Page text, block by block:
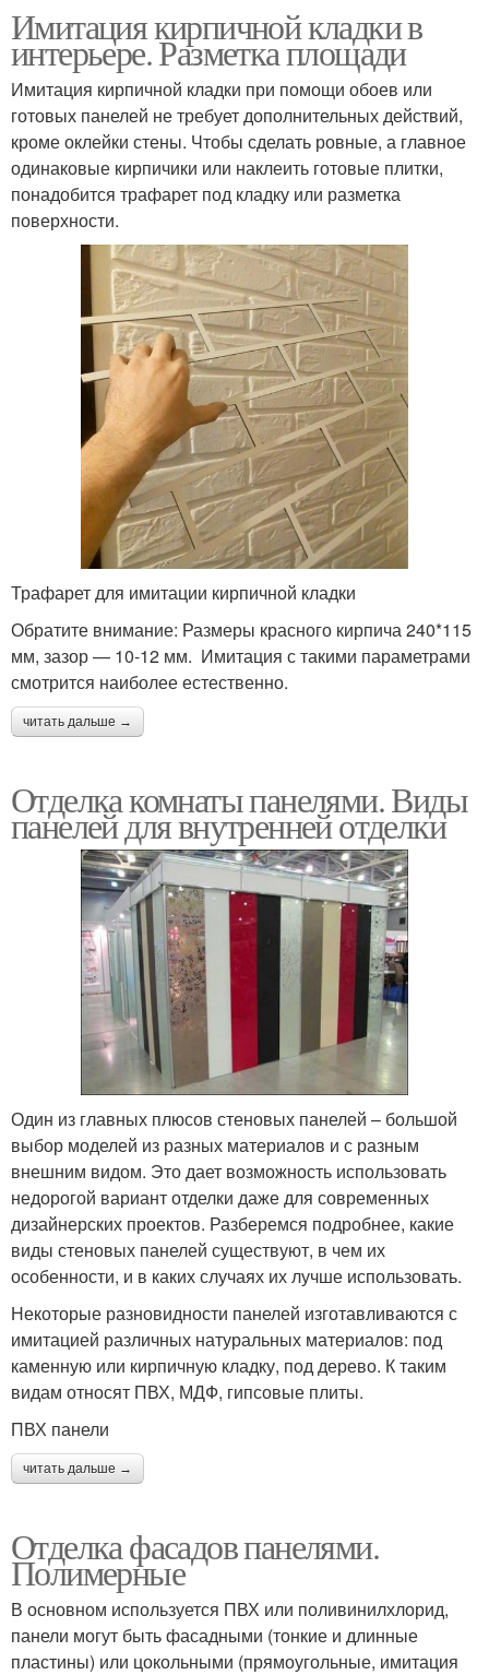
Имитация кирпичной кладки в
интерьере. Разметка площади
Имитация кирпичной кладки при помощи обоев или
готовых панелей не требует дополнительных действий,
кроме оклейки стены. Чтобы сделать ровные, а главное
одинаковые кирпичики или наклеить готовые плитки,
понадобится трафарет под кладку или разметка
поверхности.
Трафарет для имитации кирпичной кладки
Обратите внимание: Размеры красного кирпича 240*115
мм, зазор — 10-12 мм. Имитация с такими параметрами
смотрится наиболее естественно.
читать дальше →
Отделка комнаты панелями. Виды
панелей для внутренней отделки
Один из главных плюсов стеновых панелей – большой
выбор моделей из разных материалов и с разным
внешним видом. Это дает возможность использовать
недорогой вариант отделки даже для современных
дизайнерских проектов. Разберемся подробнее, какие
виды стеновых панелей существуют, в чем их
особенности, и в каких случаях их лучше использовать.
Некоторые разновидности панелей изготавливаются с
имитацией различных натуральных материалов: под
каменную или кирпичную кладку, под дерево. К таким
видам относят ПВХ, МДФ, гипсовые плиты.
ПВХ панели
читать дальше →
Отделка фасадов панелями.
Полимерные
В основном используется ПВХ или поливинилхлорид,
панели могут быть фасадными (тонкие и длинные
пластины) или цокольными (прямоугольные, имитация